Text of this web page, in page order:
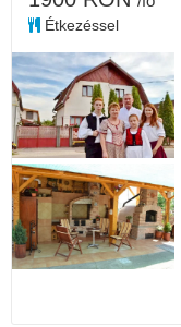
Étkezéssel